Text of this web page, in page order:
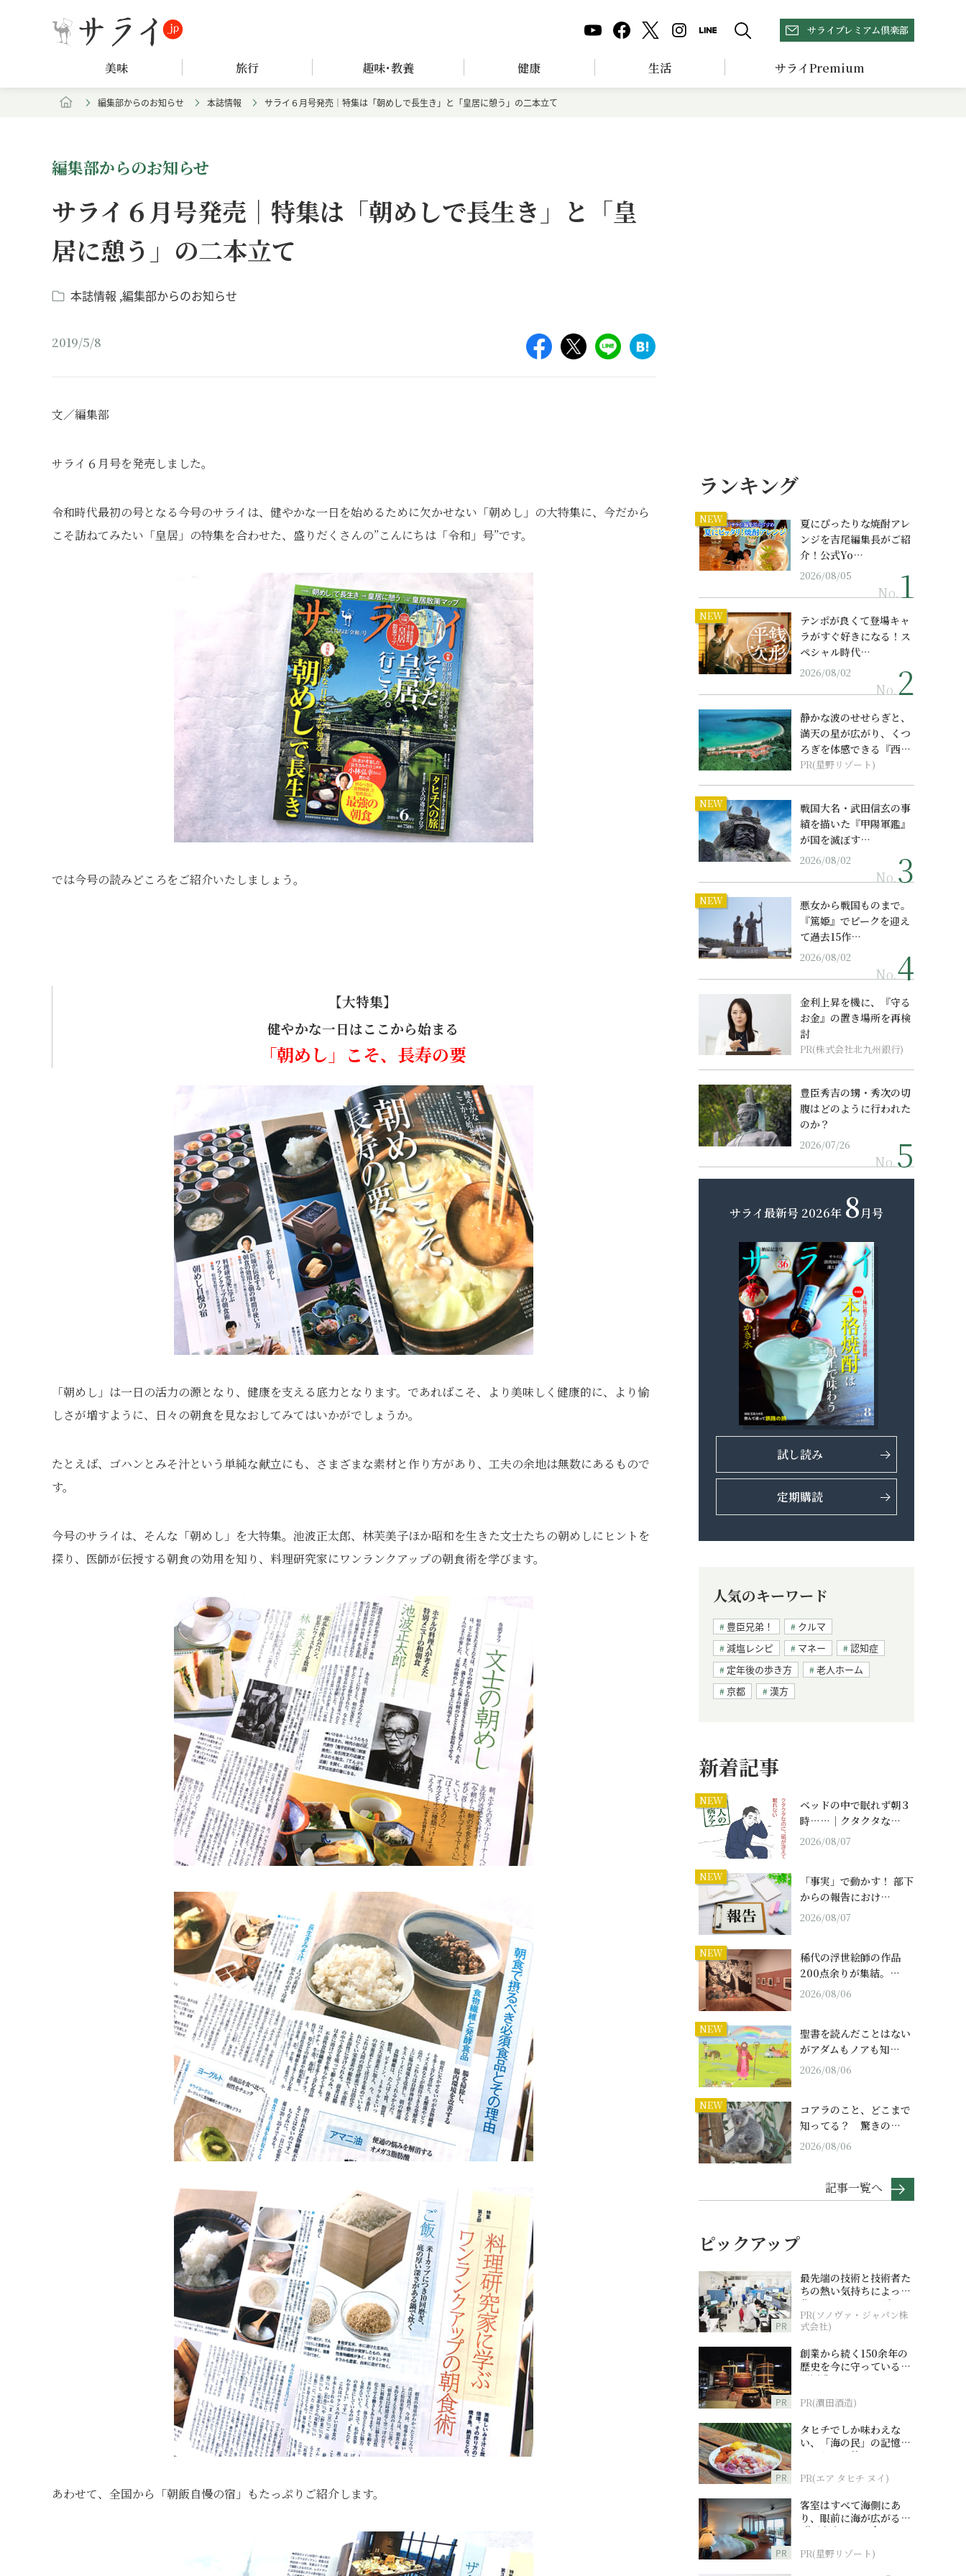
サライプレミアム倶楽部
美味 旅行 趣味･教養 健康 生活 サライPremium
編集部からのお知らせ 本誌情報 サライ６月号発売｜特集は「朝めしで長生き」と「皇居に憩う」の二本立て
編集部からのお知らせ
サライ６月号発売｜特集は「朝めしで長生き」と「皇
居に憩う」の二本立て
本誌情報 編集部からのお知らせ
2019/5/8
文／編集部
サライ６月号を発売しました。
令和時代最初の号となる今号のサライは、健やかな一日を始めるために欠かせない「朝めし」の大特集に、今だから
こそ訪ねてみたい「皇居」の特集を合わせた、盛りだくさんの”こんにちは「令和」号”です。
では今号の読みどころをご紹介いたしましょう。
【大特集】
健やかな一日はここから始まる
「朝めし」こそ、長寿の要
「朝めし」は一日の活力の源となり、健康を支える底力となります。であればこそ、より美味しく健康的に、より愉
しさが増すように、日々の朝食を見なおしてみてはいかがでしょうか。
たとえば、ゴハンとみそ汁という単純な献立にも、さまざまな素材と作り方があり、工夫の余地は無数にあるもので
す。
今号のサライは、そんな「朝めし」を大特集。池波正太郎、林芙美子ほか昭和を生きた文士たちの朝めしにヒントを
探り、医師が伝授する朝食の効用を知り、料理研究家にワンランクアップの朝食術を学びます。
あわせて、全国から「朝飯自慢の宿」もたっぷりご紹介します。
ランキング
NEW
夏にぴったりな焼酎アレ
ンジを吉尾編集長がご紹
介！公式Yo…
2026/08/05
No.
NEW
テンポが良くて登場キャ
ラがすぐ好きになる！ス
ペシャル時代…
2026/08/02
No.
静かな波のせせらぎと、
満天の星が広がり、くつ
ろぎを体感できる『西表
島ホテル by...
PR(星野リゾート)
NEW
戦国大名・武田信玄の事
績を描いた『甲陽軍鑑』
が国を滅ぼす…
2026/08/02
No.
NEW
悪女から戦国ものまで。
『篤姫』でピークを迎え
て過去15作…
2026/08/02
No.
金利上昇を機に、『守る
お金』の置き場所を再検
討
PR(株式会社北九州銀行)
豊臣秀吉の甥・秀次の切
腹はどのように行われた
のか？
2026/07/26
No.
サライ最新号 2026年 8月号
試し読み
定期購読
人気のキーワード
豊臣兄弟！
クルマ
減塩レシピ
マネー
認知症
定年後の歩き方
老人ホーム
京都
漢方
新着記事
NEW
ベッドの中で眠れず朝３
時……｜クタクタな…
2026/08/07
NEW
「事実」で動かす！ 部下
からの報告におけ…
2026/08/07
NEW
稀代の浮世絵師の作品
200点余りが集結。…
2026/08/06
NEW
聖書を読んだことはない
がアダムもノアも知…
2026/08/06
NEW
コアラのこと、どこまで
知ってる？ 驚きの…
2026/08/06
記事一覧へ
ピックアップ
PR
最先端の技術と技術者た
ちの熱い気持ちによって
作られているオーダーメ
イド補聴器
PR(ソノヴァ・ジャパン株
式会社)
PR
創業から続く150余年の
歴史を今に守っている濵
田酒造
PR(濵田酒造)
PR
タヒチでしか味わえな
い、「海の民」の記憶へ
とつながる旅
PR(エア タヒチ ヌイ)
PR
客室はすべて海側にあ
り、眼前に海が広がる
『西表島ホテル by 星野
PR(星野リゾート)